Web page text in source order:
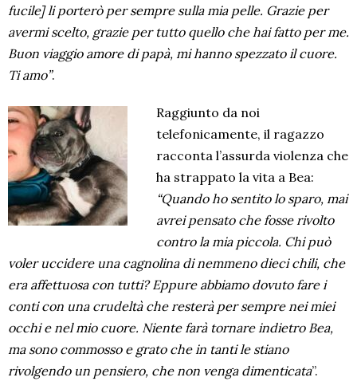
fucile] li porterò per sempre sulla mia pelle. Grazie per
avermi scelto, grazie per tutto quello che hai fatto per me.
Buon viaggio amore di papà, mi hanno spezzato il cuore.
Ti amo”.
Raggiunto da noi
telefonicamente, il ragazzo
racconta l’assurda violenza che
ha strappato la vita a Bea:
“Quando ho sentito lo sparo, mai
avrei pensato che fosse rivolto
contro la mia piccola. Chi può
voler uccidere una cagnolina di nemmeno dieci chili, che
era affettuosa con tutti? Eppure abbiamo dovuto fare i
conti con una crudeltà che resterà per sempre nei miei
occhi e nel mio cuore. Niente farà tornare indietro Bea,
ma sono commosso e grato che in tanti le stiano
rivolgendo un pensiero, che non venga dimenticata”.